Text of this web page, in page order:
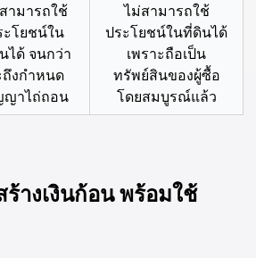
ามารถใช้
ะโยชน์ใน
ได้ จนกว่า
ถึงกำหนด
าไถ่ถอน
ไม่สามารถใช้
ประโยชน์ในที่ดินได้
เพราะถือเป็น
ทรัพย์สินของผู้ซื้อ
โดยสมบูรณ์แล้ว
างเงินก้อน พร้อมใช้